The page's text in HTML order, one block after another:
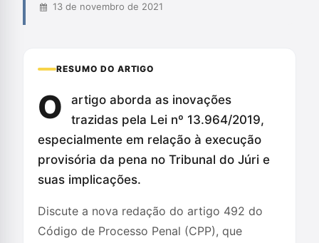
13 de novembro de 2021
RESUMO DO ARTIGO
O
artigo aborda as inovações
trazidas pela Lei nº 13.964/2019,
especialmente em relação à execução
provisória da pena no Tribunal do Júri e
suas implicações.
Discute a nova redação do artigo 492 do
Código de Processo Penal (CPP), que